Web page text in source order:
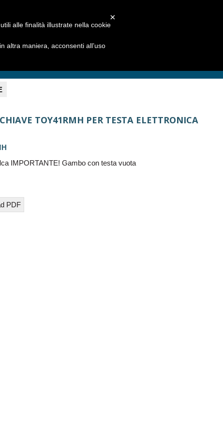
TOY41RMH PER TESTA ELETTRONICA
IMPORTANTE! Gambo con testa vuota
PDF
×
alle finalità illustrate nella cookie
altra maniera, acconsenti all’uso